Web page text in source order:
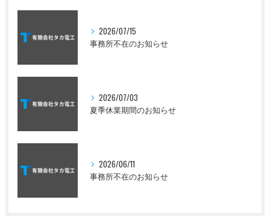
2026/07/15
事務所不在のお知らせ
2026/07/03
夏季休業期間のお知らせ
2026/06/11
事務所不在のお知らせ